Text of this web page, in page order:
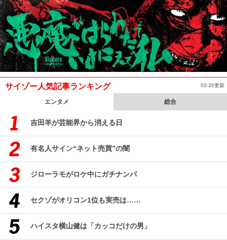
サイゾー人気記事ランキング 03:20更新
エンタメ 総合
吉田羊が芸能界から消える日
有名人サイン“ネット売買”の闇
ジローラモがロケ中にガチナンパ
セクゾがオリコン1位も実売は……
ハイスタ横山健は「カッコだけの男」